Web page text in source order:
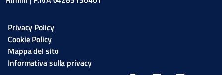
Privacy Policy
Cookie Policy
Mappa del sito
Informativa sulla privacy